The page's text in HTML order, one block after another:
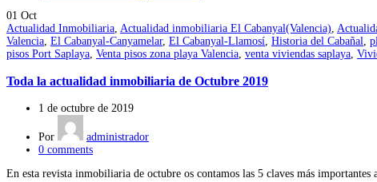
01 Oct
Actualidad Inmobiliaria Actualidad inmobiliaria El Cabanyal(Valencia)
Valencia El Cabanyal-Canyamelar, El Cabanyal-Llamosí Historia del Cabañal
pisos Port Saplaya Venta pisos zona playa Valencia venta viviendas saplaya
Toda la actualidad inmobiliaria de Octubre 2019
1 de octubre de 2019
Por
administrador
0 comments
En esta revista inmobiliaria de octubre os contamos las 5 claves más